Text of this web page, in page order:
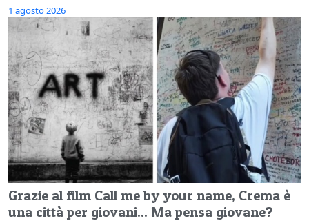
1 agosto 2026
Grazie al film Call me by your name, Crema è
una città per giovani... Ma pensa giovane?